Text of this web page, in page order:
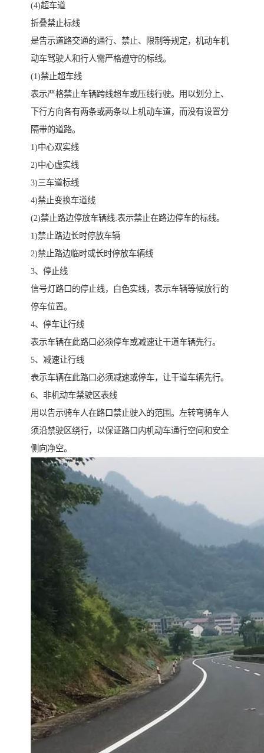
(4)超车道
折叠禁止标线
是告示道路交通的通行、禁止、限制等规定，机动车机
动车驾驶人和行人需严格遵守的标线。
(1)禁止超车线
表示严格禁止车辆跨线超车或压线行驶。用以划分上、
下行方向各有两条或两条以上机动车道，而没有设置分
隔带的道路。
1)中心双实线
2)中心虚实线
3)三车道标线
4)禁止变换车道线
(2)禁止路边停放车辆线:表示禁止在路边停车的标线。
1)禁止路边长时停放车辆
2)禁止路边临时或长时停放车辆线
3、停止线
信号灯路口的停止线，白色实线，表示车辆等候放行的
停车位置。
4、停车让行线
表示车辆在此路口必须停车或减速让干道车辆先行。
5、减速让行线
表示车辆在此路口必须减速或停车，让干道车辆先行。
6、非机动车禁驶区表线
用以告示骑车人在路口禁止驶入的范围。左转弯骑车人
须沿禁驶区绕行，以保证路口内机动车通行空间和安全
侧向净空。